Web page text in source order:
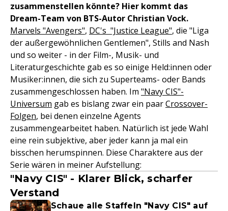
zusammenstellen könnte? Hier kommt das
Dream-Team von BTS-Autor Christian Vock.
Marvels "Avengers", DC's "Justice League", die "Liga
der außergewöhnlichen Gentlemen", Stills and Nash
und so weiter - in der Film-, Musik- und
Literaturgeschichte gab es so einige Held:innen oder
Musiker:innen, die sich zu Superteams- oder Bands
zusammengeschlossen haben. Im "Navy CIS"-
Universum gab es bislang zwar ein paarCrossover-
Folgen, bei denen einzelne Agents
zusammengearbeitet haben. Natürlich ist jede Wahl
eine rein subjektive, aber jeder kann ja mal ein
bisschen herumspinnen. Diese Charaktere aus der
Serie wären in meiner Aufstellung:
"Navy CIS" - Klarer Blick, scharfer
Verstand
Schaue alle Staffeln "Navy CIS" auf